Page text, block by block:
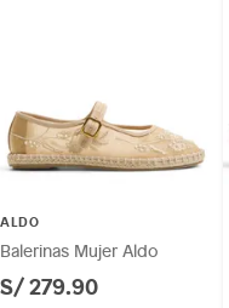
ALDO
Balerinas Mujer Aldo
S/ 279.90